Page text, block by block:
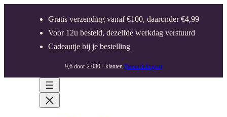
Gratis verzending vanaf €100, daaronder €4,99
Voor 12u besteld, dezelfde werkdag verstuurd
Cadeautje bij je bestelling
9,6 door 2.030+ klanten (beoordelingen)